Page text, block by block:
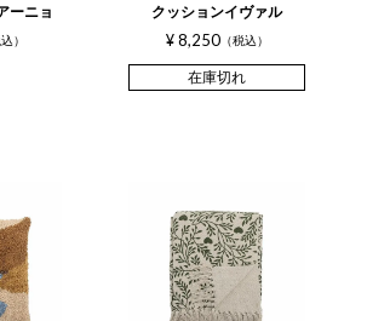
ーニョ クッションイヴァル
¥ 8,250 税込
在庫切れ